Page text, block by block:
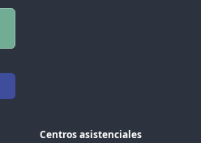
Centros asistenciales